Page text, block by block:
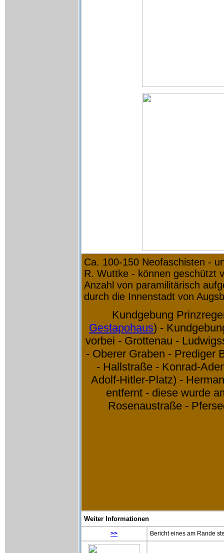
Ca. 100-150 Neofaschisten -
R. Wuttke - können geschützt
Anzahl von paramilitärisch
durch die Innenstadt von
Kundgebung
Gestapohaus) -
vorbei - Grottenau -
- Oberer Graben - Prediger
- Hallstraße - Konrad-
Adolf-Hitler-Platz) -
entfernt - diese wurde
Rosenaustraße -
Weiter Informationen
>> Bericht eines am Rande